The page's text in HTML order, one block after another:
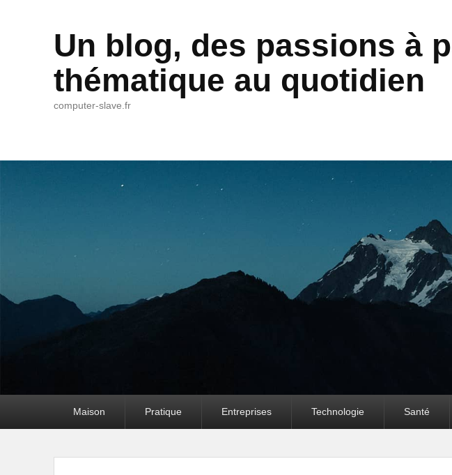
Un blog, des passions à
thématique au quotidien
computer-slave.fr
Maison Pratique Entreprises Technologie Santé